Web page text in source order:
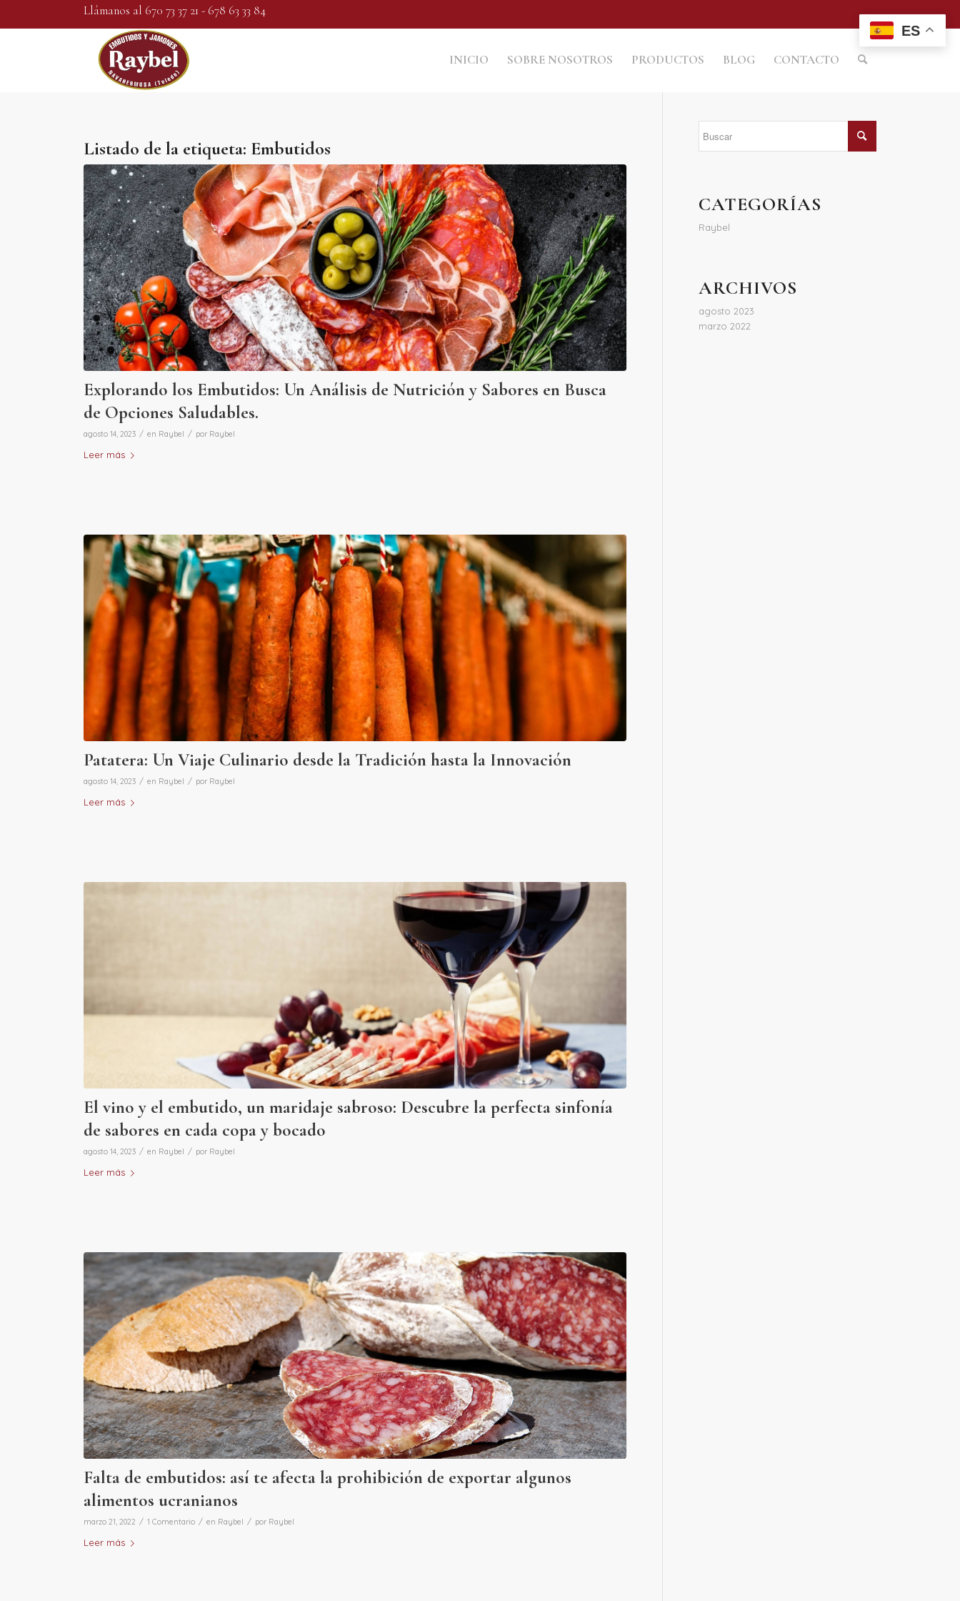
Llámanos al 670 73 37 21 - 678 63 33 84
INICIO SOBRE NOSOTROS PRODUCTOS BLOG CONTACTO
Listado de la etiqueta: Embutidos
Explorando los Embutidos: Un Análisis de Nutrición y Sabores en Busca
de Opciones Saludables.
agosto 14, 2023 / en Raybel / por Raybel
Leer más
Patatera: Un Viaje Culinario desde la Tradición hasta la Innovación
agosto 14, 2023 / en Raybel / por Raybel
Leer más
El vino y el embutido, un maridaje sabroso: Descubre la perfecta sinfonía
de sabores en cada copa y bocado
agosto 14, 2023 / en Raybel / por Raybel
Leer más
Falta de embutidos: así te afecta la prohibición de exportar algunos
alimentos ucranianos
marzo 21, 2022 / 1 Comentario / en Raybel / por Raybel
Leer más
CATEGORÍAS
Raybel
ARCHIVOS
agosto 2023
marzo 2022
ES